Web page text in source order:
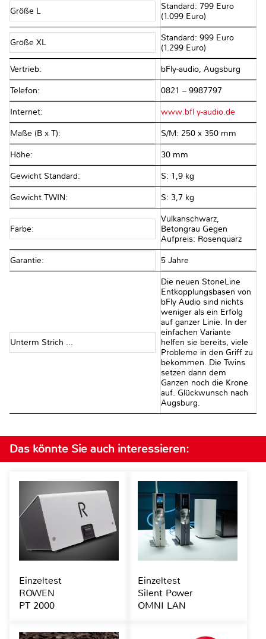
Größe L
Standard: 799 Euro
(1.099 Euro)
Größe XL
Standard: 999 Euro
(1.299 Euro)
Vertrieb: bFly-audio, Augsburg
Telefon: 0821 – 9987797
Internet: www.bfl y-audio.de
Maße (B x T): S/M: 250 x 350 mm
Höhe: 30 mm
Gewicht Standard: S: 1,9 kg
Gewicht TWIN: S: 3,7 kg
Farbe:
Vulkanschwarz,
Betongrau Gegen
Aufpreis: Rosenquarz
Garantie: 5 Jahre
Unterm Strich ...
Die neuen StoneLine
Entkopplungsbasen von
bFly Audio sind nichts
weniger als ein Erfolg
auf ganzer Linie. In der
einfachen Variante
helfen sie bereits, viele
Probleme in den Griff zu
bekommen. Die Twins
setzen dann dem
Ganzen noch die Krone
auf. Glückwunsch nach
Augsburg.
Das könnte Sie auch interessieren:
Einzeltest
ROWEN
PT 2000
Einzeltest
Silent Power
OMNI LAN